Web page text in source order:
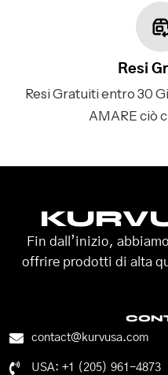
Resi
Resi Gratuiti entro 30
AMARE ciò
Fin dall’inizio,
offrire prodotti di alta
contact@kurvusa.com
USA: +1 (205) 961-4873